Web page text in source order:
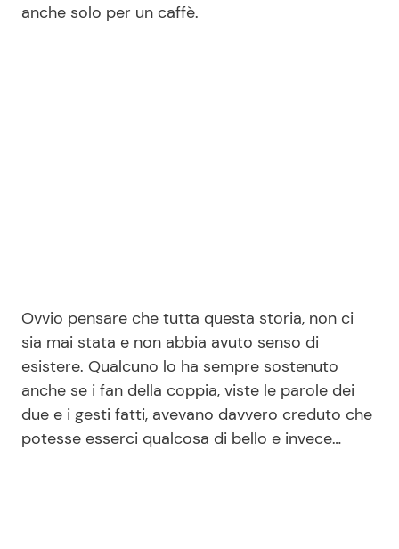
anche solo per un caffè.
Ovvio pensare che tutta questa storia, non ci
sia mai stata e non abbia avuto senso di
esistere. Qualcuno lo ha sempre sostenuto
anche se i fan della coppia, viste le parole dei
due e i gesti fatti, avevano davvero creduto che
potesse esserci qualcosa di bello e invece…